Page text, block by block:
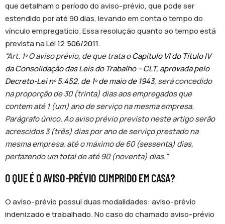
que detalham o período do aviso-prévio, que pode ser
estendido por até 90 dias, levando em conta o tempo do
vínculo empregatício. Essa resolução quanto ao tempo está
prevista naLei 12.506/2011.
“Art. 1º O aviso prévio, de que trata oCapítulo VI do Título IV
da Consolidação das Leis do Trabalho – CLT, aprovada pelo
Decreto-Lei nº 5.452, de 1º de maio de 1943, será concedido
na proporção de 30 (trinta) dias aos empregados que
contem até 1 (um) ano de serviço na mesma empresa.
Parágrafo único. Ao aviso prévio previsto neste artigo serão
acrescidos 3 (três) dias por ano de serviço prestado na
mesma empresa, até o máximo de 60 (sessenta) dias,
perfazendo um total de até 90 (noventa) dias.”
O QUE É O AVISO-PRÉVIO CUMPRIDO EM CASA?
O aviso-prévio possui duas modalidades: aviso-prévio
indenizado e trabalhado. No caso do chamado aviso-prévio